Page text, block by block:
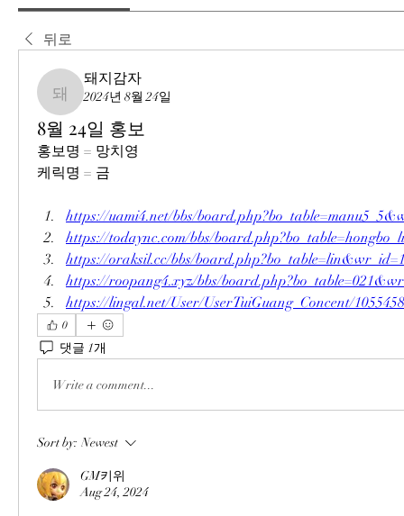
뒤로
돼지감자
돼지감자
2024년 8월 24일
8월 24일 홍보
홍보명 = 망치영
케릭명 = 금
https://uami4.net/bbs/
https://todaync.com/bbs/
https://oraksil.cc/bbs/
https://roopang4.xyz/bbs/
https://lingal.net/User/UserTuiGuang_Concent/1055458
0
댓글 1개
Write a comment...
Sort by: Newest
GM키위
Aug 24, 2024